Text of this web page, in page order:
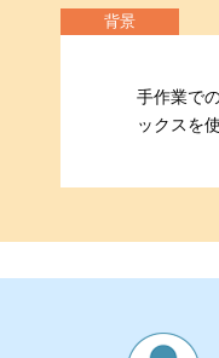
背景
手作業で
ックスを